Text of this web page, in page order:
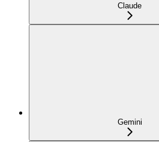
Claude
Gemini